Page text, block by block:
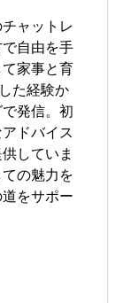
ャットレ
自由を手
家事と育
た経験か
発信。初
ドバイス
していま
の魅力を
をサポー